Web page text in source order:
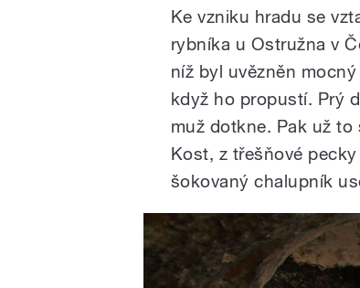
Ke vzniku hradu se
rybníka u Ostružna v
níž byl uvězněn
když ho propustí. Prý
muž dotkne. Pak už to
Kost, z třešňové
šokovaný chalupník